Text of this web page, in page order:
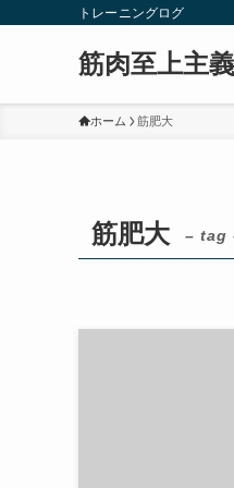
トレーニングログ
筋肉至上主義
ホーム 筋肥大
筋肥大 – tag